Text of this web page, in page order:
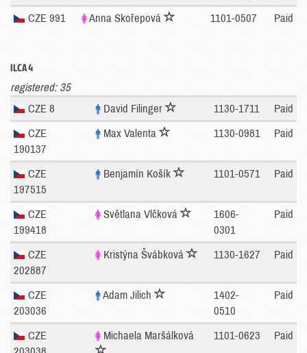
CZE 991 Anna Skořepová 1101-0507 Paid
ILCA 4
registered: 35
CZE 8
David Filinger 1130-1711 Paid
CZE
190137
Max Valenta 1130-0981 Paid
CZE
197515
Benjamín Košík 1101-0571 Paid
CZE
199418
Světlana Vlčková
1606-
0301
Paid
CZE
202887
Kristýna Švábková 1130-1627 Paid
CZE
203036
Adam Jilich
1402-
0510
Paid
CZE
Michaela Maršálková 1101-0623 Paid